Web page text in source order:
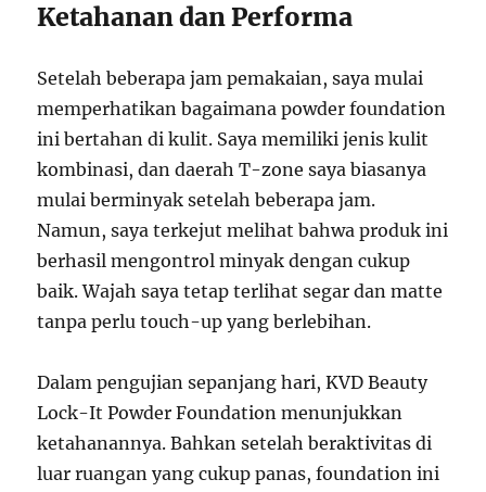
Ketahanan dan Performa
Setelah beberapa jam pemakaian, saya mulai
memperhatikan bagaimana powder foundation
ini bertahan di kulit. Saya memiliki jenis kulit
kombinasi, dan daerah T-zone saya biasanya
mulai berminyak setelah beberapa jam.
Namun, saya terkejut melihat bahwa produk ini
berhasil mengontrol minyak dengan cukup
baik. Wajah saya tetap terlihat segar dan matte
tanpa perlu touch-up yang berlebihan.
Dalam pengujian sepanjang hari, KVD Beauty
Lock-It Powder Foundation menunjukkan
ketahanannya. Bahkan setelah beraktivitas di
luar ruangan yang cukup panas, foundation ini